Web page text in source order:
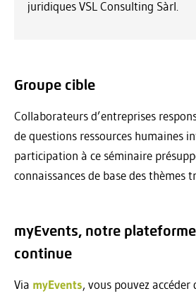
juridiques VSL Consulting Sàrl.
Groupe cible
Collaborateurs d’entreprises
de questions ressources humaines
participation à ce séminaire
connaissances de base des thèmes
myEvents, notre
continue
Via myEvents, vous pouvez